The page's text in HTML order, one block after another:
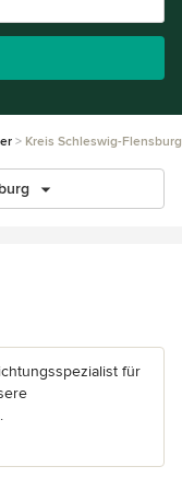
Kreis Schleswig-Flensburg
für